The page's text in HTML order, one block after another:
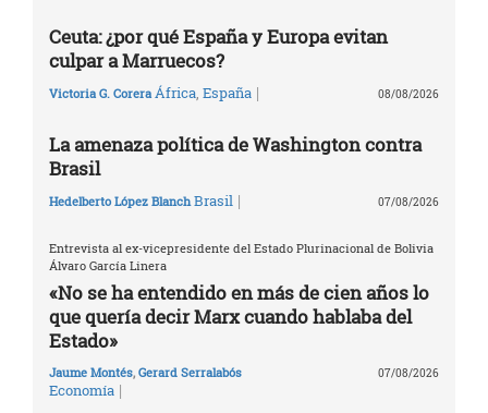
Ceuta: ¿por qué España y Europa evitan
culpar a Marruecos?
Victoria G. Corera África España | 08/08/2026
La amenaza política de Washington contra
Brasil
Hedelberto López Blanch Brasil | 07/08/2026
Entrevista al ex-vicepresidente del Estado Plurinacional de Bolivia
Álvaro García Linera
«No se ha entendido en más de cien años lo
que quería decir Marx cuando hablaba del
Estado»
Jaume Montés, Gerard Serralabós
Economía |
07/08/2026